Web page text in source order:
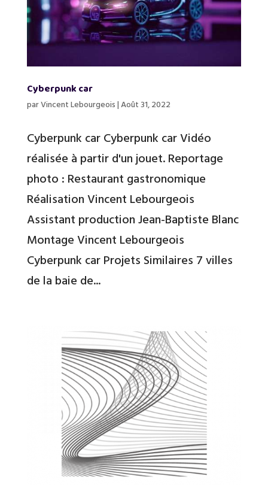
Cyberpunk car
parVincent Lebourgeois|Août 31, 2022
Cyberpunk car Cyberpunk car Vidéo
réalisée à partir d'un jouet. Reportage
photo : Restaurant gastronomique
Réalisation Vincent Lebourgeois
Assistant production Jean-Baptiste Blanc
Montage Vincent Lebourgeois
Cyberpunk car Projets Similaires 7 villes
de la baie de...